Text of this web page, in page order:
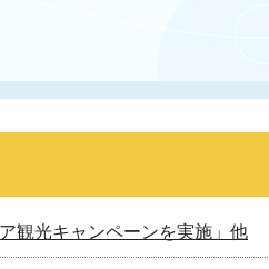
観光キャンペーンを実施」他